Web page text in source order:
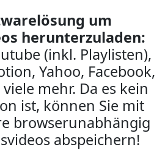
um
herunterzuladen:
(inkl. Playlisten),
Yahoo, Facebook,
viele mehr. Da es kein
ist, können Sie mit
browserunabhängig
abspeichern!